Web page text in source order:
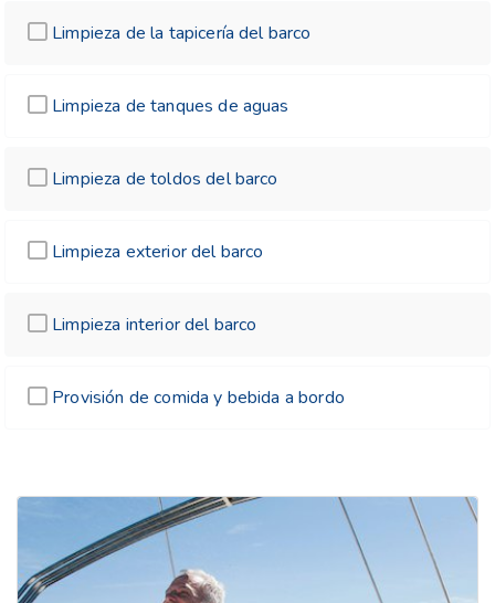
Limpieza de la tapicería del barco
Limpieza de tanques de aguas
Limpieza de toldos del barco
Limpieza exterior del barco
Limpieza interior del barco
Provisión de comida y bebida a bordo